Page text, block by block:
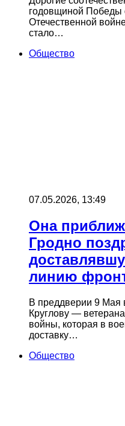
годовщиной Победы
Отечественной
стало…
Общество
07.05.2026, 13:49
Она
Гродно
линию
В преддверии 9 Мая
Круглову —
войны, которая в
доставку…
Общество